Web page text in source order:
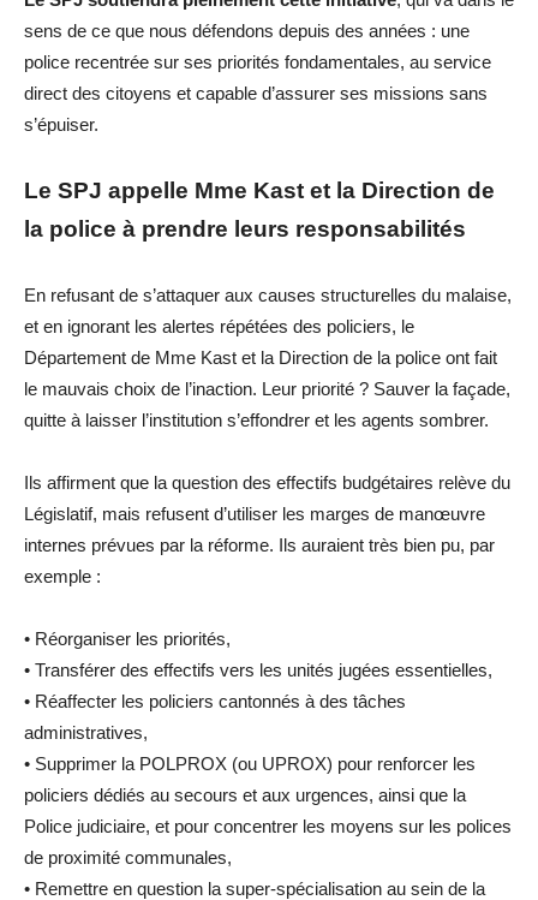
sens de ce que nous défendons depuis des années : une
police recentrée sur ses priorités fondamentales, au service
direct des citoyens et capable d’assurer ses missions sans
s’épuiser.
Le SPJ appelle Mme Kast et la Direction de
la police à prendre leurs responsabilités
En refusant de s’attaquer aux causes structurelles du malaise,
et en ignorant les alertes répétées des policiers, le
Département de Mme Kast et la Direction de la police ont fait
le mauvais choix de l’inaction. Leur priorité ? Sauver la façade,
quitte à laisser l’institution s’effondrer et les agents sombrer.
Ils affirment que la question des effectifs budgétaires relève du
Législatif, mais refusent d’utiliser les marges de manœuvre
internes prévues par la réforme. Ils auraient très bien pu, par
exemple :
• Réorganiser les priorités,
• Transférer des effectifs vers les unités jugées essentielles,
• Réaffecter les policiers cantonnés à des tâches
administratives,
• Supprimer la POLPROX (ou UPROX) pour renforcer les
policiers dédiés au secours et aux urgences, ainsi que la
Police judiciaire, et pour concentrer les moyens sur les polices
de proximité communales,
• Remettre en question la super-spécialisation au sein de la